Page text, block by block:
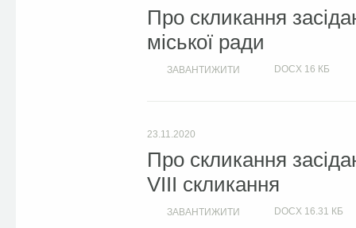
Про скликання
міської ради
ЗАВАНТИЖИТИ DOCX 16 КБ
23.11.2020
Про скликання
VIII скликання
ЗАВАНТИЖИТИ DOCX 16.31 КБ